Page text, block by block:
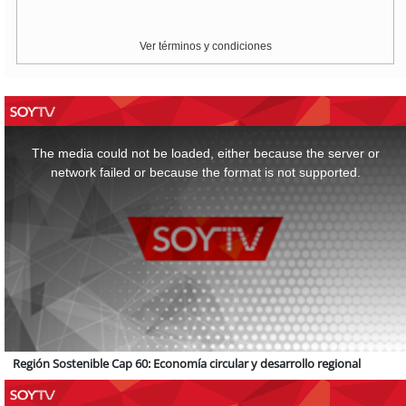
Ver términos y condiciones
The media could not be loaded, either because the server or
network failed or because the format is not supported.
Región Sostenible Cap 60: Economía circular y desarrollo regional